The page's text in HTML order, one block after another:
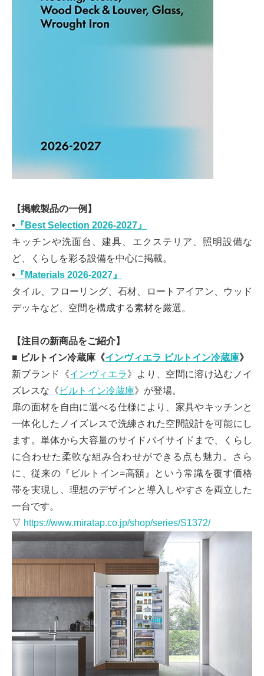
【掲載製品の一例】
• 『Best Selection 2026-2027』
キッチンや洗面台、建具、エクステリア、照明設備な
ど、くらしを彩る設備を中心に掲載。
• 『Materials 2026-2027』
タイル、フローリング、石材、ロートアイアン、ウッド
デッキなど、空間を構成する素材を厳選。
【注目の新商品をご紹介】
■ ビルトイン冷蔵庫《インヴィエラ ビルトイン冷蔵庫》
新ブランド《インヴィエラ》より、空間に溶け込むノイ
ズレスな《 ビルトイン冷蔵庫》が登場。
扉の面材を自由に選べる仕様により、家具やキッチンと
一体化したノイズレスで洗練された空間設計を可能にし
ます。単体から大容量のサイドバイサイドまで、くらし
に合わせた柔軟な組み合わせができる点も魅力。さら
に、従来の『ビルトイン=高額』という常識を覆す価格
帯を実現し、理想のデザインと導入しやすさを両立した
一台です。
▽ https://www.miratap.co.jp/shop/series/S1372/